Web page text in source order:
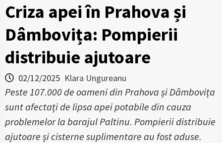
Criza apei în Prahova și
Dâmbovița: Pompierii
distribuie ajutoare
02/12/2025 Klara Ungureanu
Peste 107.000 de oameni din Prahova și Dâmbovița
sunt afectați de lipsa apei potabile din cauza
problemelor la barajul Paltinu. Pompierii distribuie
ajutoare și cisterne suplimentare au fost aduse.